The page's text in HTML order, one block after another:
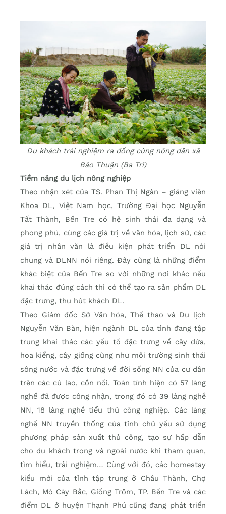
Du khách trải nghiệm ra đồng cùng nông dân xã
Bảo Thuận (Ba Tri)
Tiềm năng du lịch nông nghiệp
Theo nhận xét của TS. Phan Thị Ngàn – giảng viên
Khoa DL, Việt Nam học, Trường Đại học Nguyễn
Tất Thành, Bến Tre có hệ sinh thái đa dạng và
phong phú, cùng các giá trị về văn hóa, lịch sử, các
giá trị nhân văn là điều kiện phát triển DL nói
chung và DLNN nói riêng. Đây cũng là những điểm
khác biệt của Bến Tre so với những nơi khác nếu
khai thác đúng cách thì có thể tạo ra sản phẩm DL
đặc trưng, thu hút khách DL.
Theo Giám đốc Sở Văn hóa, Thể thao và Du lịch
Nguyễn Văn Bàn, hiện ngành DL của tỉnh đang tập
trung khai thác các yếu tố đặc trưng về cây dừa,
hoa kiểng, cây giống cũng như môi trường sinh thái
sông nước và đặc trưng về đời sống NN của cư dân
trên các cù lao, cồn nổi. Toàn tỉnh hiện có 57 làng
nghề đã được công nhận, trong đó có 39 làng nghề
NN, 18 làng nghề tiểu thủ công nghiệp. Các làng
nghề NN truyền thống của tỉnh chủ yếu sử dụng
phương pháp sản xuất thủ công, tạo sự hấp dẫn
cho du khách trong và ngoài nước khi tham quan,
tìm hiểu, trải nghiệm… Cùng với đó, các homestay
kiểu mới của tỉnh tập trung ở Châu Thành, Chợ
Lách, Mỏ Cày Bắc, Giồng Trôm, TP. Bến Tre và các
điểm DL ở huyện Thạnh Phú cũng đang phát triển